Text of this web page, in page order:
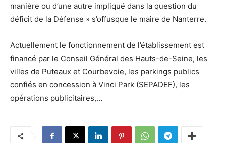
manière ou d’une autre impliqué dans la question du
déficit de la Défense » s’offusque le maire de Nanterre.
Actuellement le fonctionnement de l’établissement est
financé par le Conseil Général des Hauts-de-Seine, les
villes de Puteaux et Courbevoie, les parkings publics
confiés en concession à Vinci Park (SEPADEF), les
opérations publicitaires,…